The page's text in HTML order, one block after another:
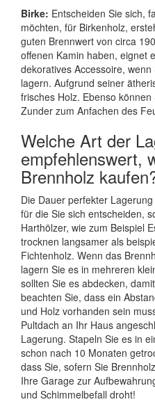
Birke: Entscheiden Sie sich,
möchten, für Birkenholz,
guten Brennwert von circa
offenen Kamin haben, eignet
dekoratives Accessoire,
lagern. Aufgrund seiner
frisches Holz. Ebenso
Zunder zum Anfachen des
Welche Art der
empfehlenswert,
Brennholz
Die Dauer perfekter
für die Sie sich entscheiden,
Harthölzer, wie zum Beispiel
trocknen langsamer als
Fichtenholz. Wenn das
lagern Sie es in mehreren
sollten Sie es abdecken,
beachten Sie, dass ein
und Holz vorhanden sein
Pultdach an Ihr Haus
Lagerung. Stapeln Sie es in
schon nach 10 Monaten
dass Sie, sofern Sie
Ihre Garage zur
und Schimmelbefall droht!